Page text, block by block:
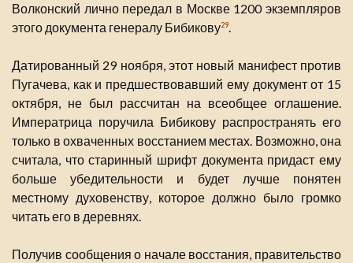
Волконский лично передал в Москве 1200 экземпляров
этого документа генералу Бибикову29.
Датированный 29 ноября, этот новый манифест против
Пугачева, как и предшествовавший ему документ от 15
октября, не был рассчитан на всеобщее оглашение.
Императрица поручила Бибикову распространять его
только в охваченных восстанием местах. Возможно, она
считала, что старинный шрифт документа придаст ему
больше убедительности и будет лучше понятен
местному духовенству, которое должно было громко
читать его в деревнях.
Получив сообщения о начале восстания, правительство